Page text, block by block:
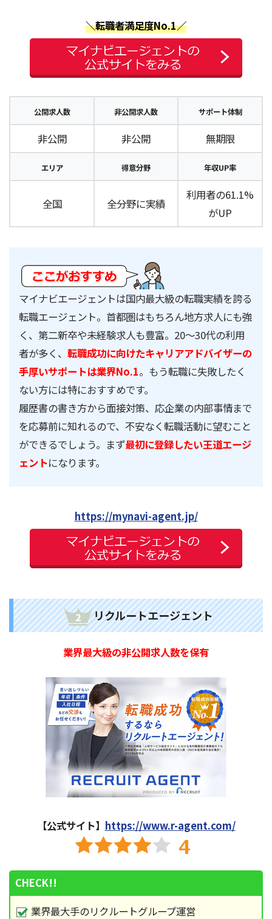
＼転職者満足度No.1／
公開求人数 非公開求人数 サポート体制
非公開 非公開 無期限
エリア 得意分野 年収UP率
全国 全分野に実績
利用者の61.1%
がUP
マイナビエージェントは国内最大級の転職実績を誇る
転職エージェント。首都圏はもちろん地方求人にも強
く、第二新卒や未経験求人も豊富。20～30代の利用
者が多く、転職成功に向けたキャリアアドバイザーの
手厚いサポートは業界No.1。もう転職に失敗したく
ない方には特におすすめです。
履歴書の書き方から面接対策、応企業の内部事情まで
を応募前に知れるので、不安なく転職活動に望むこと
ができるでしょう。まず最初に登録したい王道エージ
ェントになります。
https://mynavi-agent.jp/
リクルートエージェント
業界最大級の非公開求人数を保有
【公式サイト】 https://www.r-agent.com/
CHECK!!
業界最大手のリクルートグループ運営